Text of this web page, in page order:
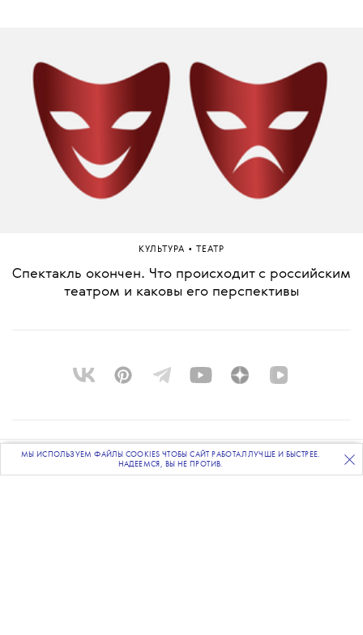
ПОДПИСЫВАЙТЕСЬНА НАШУ ВЕЧЕРНЮЮ РАССЫЛКУ
КУЛЬТУРА • ТЕАТР
Спектакль окончен. Что происходит с российским
театром и каковы его перспективы
О ПРОЕКТЕ
КОМАНДА
МЫ ИСПОЛЬЗУЕМ ФАЙЛЫ COOKIES ЧТОБЫ САЙТ РАБОТАЛ ЛУЧШЕ И БЫСТРЕЕ.
НАДЕЕМСЯ, ВЫ НЕ ПРОТИВ.